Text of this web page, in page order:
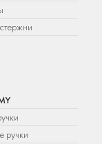
ручки